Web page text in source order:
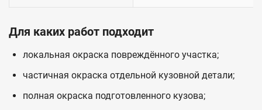
Для каких работ подходит
локальная окраска повреждённого участка;
частичная окраска отдельной кузовной детали;
полная окраска подготовленного кузова;